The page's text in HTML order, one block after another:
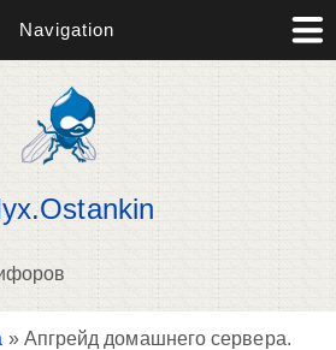
Navigation
» Апгрейд домашнего сервера.